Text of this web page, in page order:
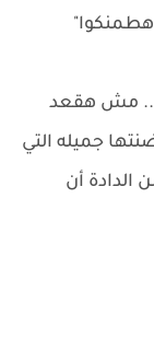
مش هقعد
جميله التي
الدادة أن